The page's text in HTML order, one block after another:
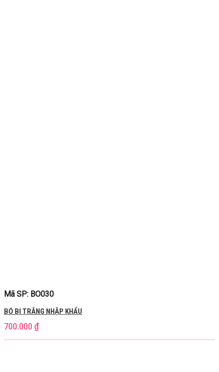
Mã SP: BO030
BÓ BI TRẮNG NHẬP KHẨU
700.000 ₫